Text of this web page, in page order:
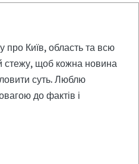
про Київ, область та всю
стежу, щоб кожна новина
суть. Люблю
до фактів і